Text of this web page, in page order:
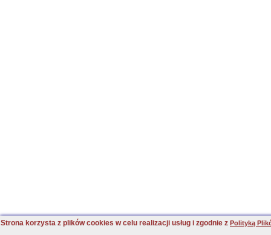
Strona korzysta z plików cookies w celu realizacji usług i zgodnie z Polityką